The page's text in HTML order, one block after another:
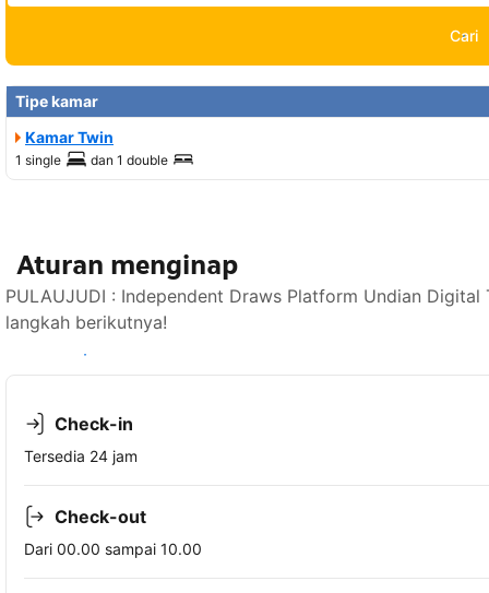
Cari
Tipe kamar
Kamar Twin
1 single dan 1 double
Aturan menginap
PULAUJUDI : Independent Draws Platform Undian
langkah berikutnya!
Lihat ketersediaan
Check-in
Tersedia 24 jam
Check-out
Dari 00.00 sampai 10.00